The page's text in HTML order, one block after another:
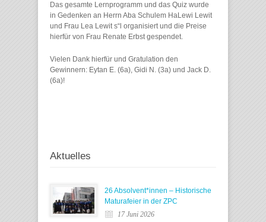
Das gesamte Lernprogramm und das Quiz wurde
in Gedenken an Herrn Aba Schulem HaLewi Lewit
und Frau Lea Lewit s“l organisiert und die Preise
hierfür von Frau Renate Erbst gespendet.
Vielen Dank hierfür und Gratulation den
Gewinnern: Eytan E. (6a), Gidi N. (3a) und Jack D.
(6a)!
Aktuelles
26 Absolvent*innen – Historische
Maturafeier in der ZPC
17 Juni 2026